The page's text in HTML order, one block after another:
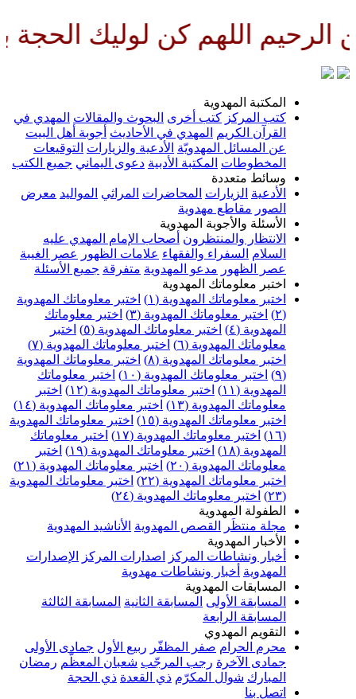
كن لوليك الحجة بن الحسن
المهدوية
كتب أخرى البحوث والمقالات المهدي في
المهدي في الأحاديث أجوبة أهل البيت
المسائل المهدويّة الأدعية والزيارات التوقيعات
المكتبة الأدبية دعوى اليماني جميع الكتب
متعددة
الزيارات المحاضرات المراثي المواليد معرض
مقاطع مهدوية
والأجوبة المهدوية
والمنتظرون أصحاب الإمام المهدي عليه
السفراء والفقهاء علامات الظهور عصر الغيبة
مدعو المهدوية متفرقة جميع الأسئلة
معلوماتك المهدوية
معلوماتك المهدوية (١)
اختبر معلوماتك المهدوية
اختبر معلوماتك المهدوية (٣)
اختبر معلوماتك
اختبر معلوماتك المهدوية (٥)
اختبر
المهدوية (٦)
اختبر معلوماتك المهدوية (٧)
معلوماتك المهدوية (٨)
اختبر معلوماتك المهدوية
اختبر معلوماتك المهدوية (١٠)
اختبر معلوماتك
اختبر معلوماتك المهدوية (١٢)
اختبر
المهدوية (١٣)
اختبر معلوماتك المهدوية (١٤)
معلوماتك المهدوية (١٥)
اختبر معلوماتك المهدوية
اختبر معلوماتك المهدوية (١٧)
اختبر معلوماتك
اختبر معلوماتك المهدوية (١٩)
اختبر
المهدوية (٢٠)
اختبر معلوماتك المهدوية (٢١)
معلوماتك المهدوية (٢٢)
اختبر معلوماتك المهدوية
اختبر معلوماتك المهدوية (٢٤)
المهدوية
منتظَر
القصص المهدوية الأناشيد المهدوية
المهدوية
ونشاطات المركز اصدارات المركز الإصدارات
أخبار ونشاطات مهدوية
المهدوية
الأولى المسابقة الثانية المسابقة الثالثة
الرابعة
المهدوي
الحرام
صفر المظفّر ربيع الأول جمادى الأولى
رجب المرجّب شعبان المعظّم رمضان
شوال المكرّم ذي القعدة ذي الحجة